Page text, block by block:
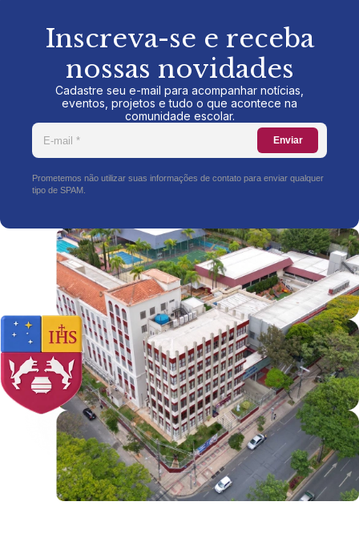
Inscreva-se e receba
nossas novidades
Cadastre seu e-mail para acompanhar notícias,
eventos, projetos e tudo o que acontece na
comunidade escolar.
Enviar
Prometemos não utilizar suas informações de contato para enviar qualquer
tipo de SPAM.